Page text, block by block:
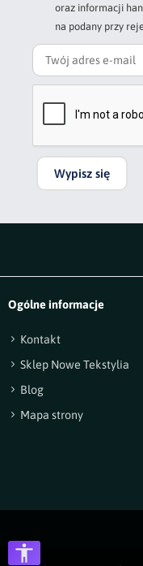
oraz informacji
na podany przy
Wypisz się
Ogólne informacje
Kontakt
Sklep Nowe Tekstylia
Blog
Mapa strony